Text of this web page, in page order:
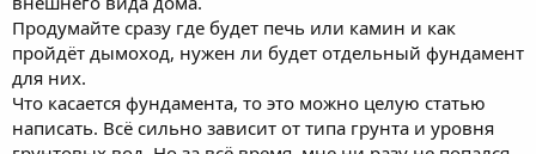
Продумайте сразу где будет печь или камин и как
пройдёт дымоход, нужен ли будет отдельный фундамент
для них.
Что касается фундамента, то это можно целую статью
написать. Всё сильно зависит от типа грунта и уровня